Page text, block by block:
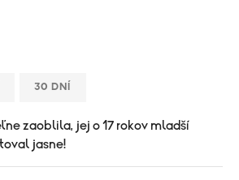
30 DNÍ
zaoblila, jej o 17 rokov mladší
jasne!